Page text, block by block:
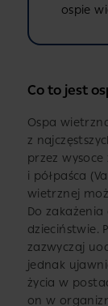
ospie
Co to jest
Ospa
z
przez
i półpaśca
wietrznej
Do
dzieciństwie.
zazwyczaj
jednak
życia w
on w